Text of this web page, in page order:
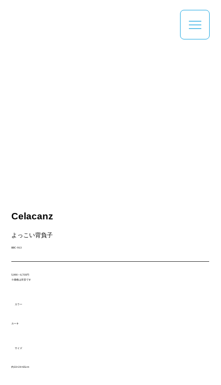
Celacanz
よっこい背負子
BBC-913
5,990～6,700円
※価格は目安です
カラー
カーキ
サイズ
約33×24×65cm